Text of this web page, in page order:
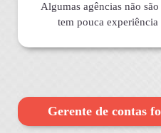
Algumas agências não
tem pouca
Gerente de contas